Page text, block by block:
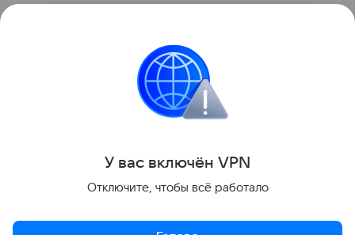
сохраняя свои питательные свойства в течение
У вас включён VPN
Отключите, чтобы всё работало